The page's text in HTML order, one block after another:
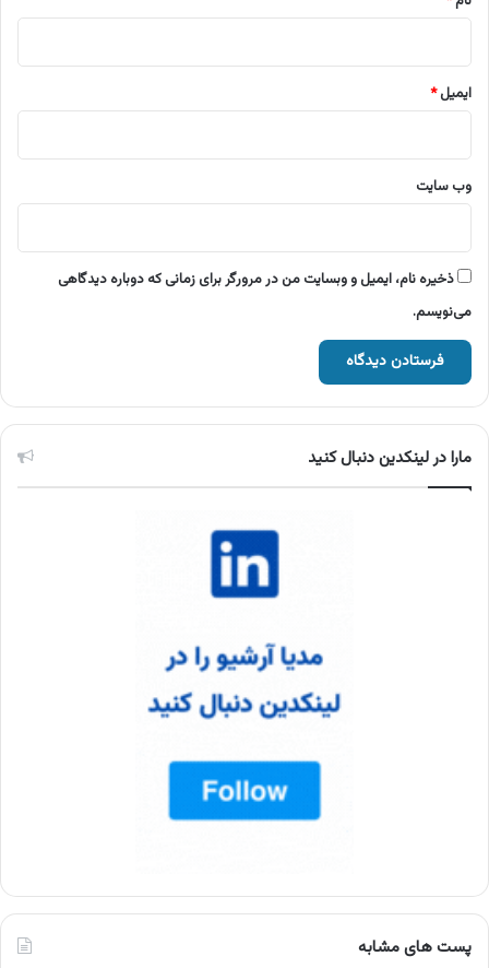
ایمیل*
وب‌ سایت
ذخیره نام، ایمیل و وبسایت من در مرورگر برای زمانی که دوباره دیدگاهی
می‌نویسم.
مارا در لینکدین دنبال کنید
پست های مشابه